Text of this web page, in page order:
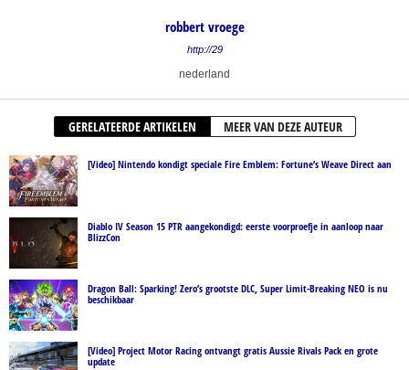
robbert vroege
http://29
nederland
GERELATEERDE ARTIKELEN MEER VAN DEZE AUTEUR
[Video] Nintendo kondigt speciale Fire Emblem: Fortune’s Weave Direct aan
Diablo IV Season 15 PTR aangekondigd: eerste voorproefje in aanloop naar
BlizzCon
Dragon Ball: Sparking! Zero’s grootste DLC, Super Limit-Breaking NEO is nu
beschikbaar
[Video] Project Motor Racing ontvangt gratis Aussie Rivals Pack en grote
update